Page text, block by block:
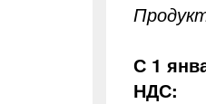
С 1
НДС: